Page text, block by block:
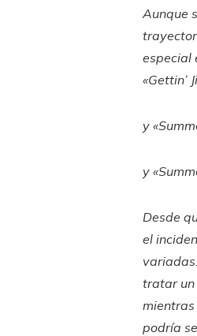
Aunque
especial
«Gettin’
y
y
Desde
el
tratar un
mientras
podría